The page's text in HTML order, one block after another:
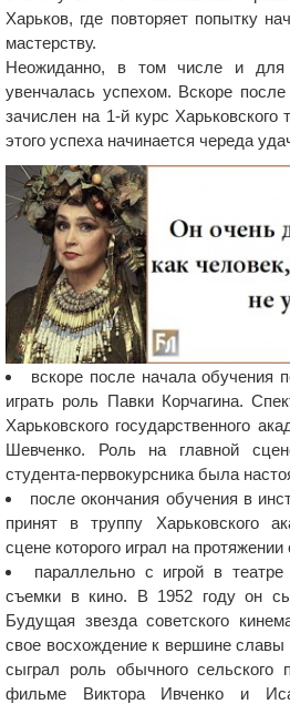
Харьков, где повторяет попытку
мастерству.
Неожиданно, в том числе и для
увенчалась успехом. Вскоре
зачислен на 1-й курс Харьковского
этого успеха начинается череда
вскоре после начала обучения
играть роль Павки Корчагина.
Харьковского государственного
Шевченко. Роль на главной
студента-первокурсника была
после окончания обучения в
принят в труппу Харьковского
сцене которого играл на
параллельно с игрой в
съемки в кино. В 1952 году он
Будущая звезда советского
свое восхождение к вершине
сыграл роль обычного
фильме Виктора Ивченко и